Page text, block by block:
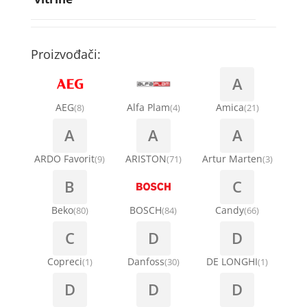
Ručice za vrata za veš mašinu
Šarke za veš mašine
Stakla i okviri vrata za veš mašinu
Termostati i hidrostati za veš mašine
Točkići za sudo mašine
Kompresori za klima uređaje
Kondenz creva
Nosači za klimu
Ostali materijal za montažu klima uređaja
Proizvođači:
AEG(8) Alfa Plam(4)
A
Amica(21)
A
ARDO Favorit(9)
A
ARISTON(71)
A
Artur Marten(3)
B
Beko(80) BOSCH(84)
C
Candy(66)
C
Copreci(1)
D
Danfoss(30)
D
DE LONGHI(1)
D D D